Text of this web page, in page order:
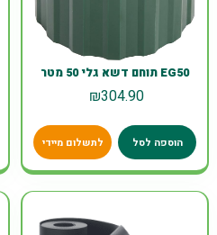
EG50 תוחם דשא גלי 50 מטר
₪304.90
הוספה לסל לתשלום מיידי